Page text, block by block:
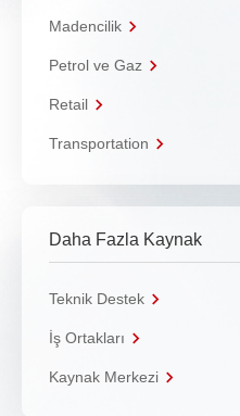
Madencilik
Petrol ve Gaz
Retail
Transportation
Daha Fazla Kaynak
Teknik Destek
İş Ortakları
Kaynak Merkezi